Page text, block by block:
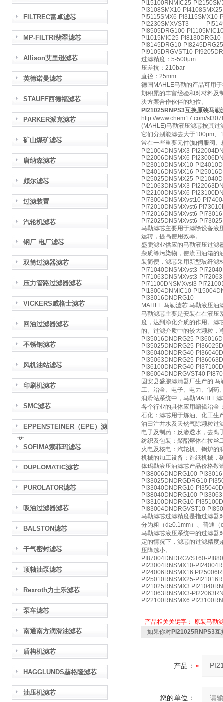
FILTREC富卓滤芯
MP-FILTRI翡翠滤芯
Allison艾里逊滤芯
英德诺曼滤芯
STAUFF西德福滤芯
PARKER派克滤芯
矿山煤矿滤芯
唐纳森滤芯
颇尔滤芯
过滤装置
汽轮机滤芯
钢厂 电厂滤芯
双筒过滤器滤芯
压力管路过滤器滤芯
VICKERS威格士滤芯
回油过滤器滤芯
不锈钢滤芯
风机油站滤芯
印刷机滤芯
SMC滤芯
EPPENSTEINER（EPE）滤
芯
SOFIMA索菲玛滤芯
DUPLOMATIC滤芯
PUROLATOR滤芯
吸油过滤器滤芯
BALSTON滤芯
干气密封滤芯
顶轴油泵滤芯
Rexroth力士乐滤芯
泵车滤芯
南通南方润滑油滤芯
盾构机滤芯
HAGGLUNDS赫格隆滤芯
油压机滤芯
PI15100RNMIC25-
PI3108SMX10-
PI5115SMX6-
PI2230SMXVST3
PI8505DRG100-
PI1015MIC25-
PI8145DRG10-
PI9105DRGVST10-
过滤精度：5-500μm
压差抗：210bar
直径：25mm
德国MAHLE马勒的产品可用
期积累的丰富经验和对材料及
决方案合作伙伴的地位。
PI21025RNPS3互换原装马勒
http://www.chem17.com/
(MAHLE)马勒液压滤芯按其过
它们分别能滤去大于100μm、
常在一些重要元件(如伺服阀
PI21004DNSMX3-
PI22006DNSMX6-
PI23010DNSMX10-
PI24016DNSMX16-
PI25025DNSMX25-
PI21063DNSMX3-
PI22100DNSMX6-
PI73004DNSMXvst10-
PI72010DNSMXvst6
PI72016DNSMXvst6-
PI72025DNSMXvst6-
马勒滤芯主要用于滤除设备液
运转，提高使用效率。
盛鹏滤业供应的马勒液压过滤
杂质等污染物，使流回油箱的
装简便，滤芯采用新型玻纤滤
PI71040DNSMXvst3-
PI71063DNSMXvst3-
PI71100DNSMXvst3
PI13004DNMIC10-
PI33016DNDRG10-
MAHLE 马勒滤芯 马勒液压
马勒滤芯主要是安装在在液压
度，达到净化介质的作用。滤
的。过滤介质中的较大颗粒，
PI35016DNDRG25
PI35025DNDRG25-
PI36040DNDRG40-
PI35063DNDRG25-
PI36100DNDRG40-
PI86004DNDRGVST40
固安县盛鹏滤清器厂生产的
工、冶金、电子、电力、制药
润滑站系统中，马勒MAHLE
各个行业的具体应用编辑冶金
石化：滤芯用于炼油、化工生
油田注井水及天然气除颗粒过
电子及制药：反渗透水，去离
纺织及包装：聚酯熔体在拉丝
火电及核电：汽轮机、锅炉的
机械的加工设备：造纸机械，
体玛勒液压油滤芯产品价格敬
PI38006DNDRG100-
PI33025DNDRGDRG10
PI33040DNDRG10-
PI38040DNDRG100-
PI33100DNDRG10-
PI83004DNDRGVST10-
马勒滤芯过滤精度是指过滤器
分为粗（d≥0.1mm）、普通
马勒滤芯液压系统中的过滤器
定的情况下，滤芯的过滤精度
压降越小。
PI87004DNDRGVST60-
PI23004RNSMX10-
PI24006RNSMX16
PI25010RNSMX25-
PI21025RNSMX3
PI21063RNSMX3-
PI22100RNSMX6
产品相关关键字： 原装马勒
如果你对PI21025RNPS3互
产品：
您的单位：